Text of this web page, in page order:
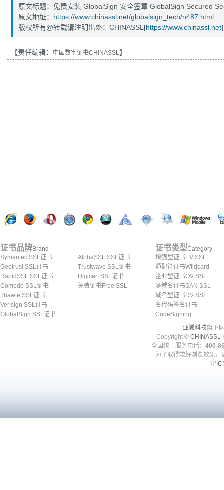
原文标题：免费安装 GlobalSign 安全签章 GlobalSign Secured
原文地址： https://www.chinassl.net/globalsign_tech/n487.html
版权所有@转载请注明出处：CHINASSL[https://www.chinassl.net]
【责任编辑： 中国数字证书CHINASSL】
证书品牌Brand
Symantec SSL证书
Geotrust SSL证书
RapidSSL SSL证书
Comodo SSL证书
Thawte SSL证书
Verisign SSL证书
GlobalSign SSL证书
AlphaSSL SSL证书
Trustwave SSL证书
Digicert SSL证书
免费证书Free SSL
证书类型Category
增强型证书EV SSL
通配符证书Wildcard
企业型证书OV SSL
多域名证书SAN SSL
域名型证书DV SSL
名代码签名证书
CodeSigning
亚狐科技旗下
Copyright © CHINASSL
全国统一服务电话： 400-
为了取得较好浏览效果
津